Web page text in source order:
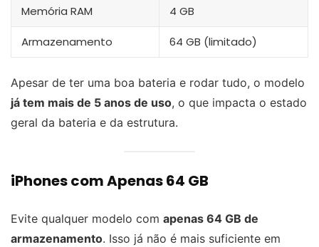
Memória RAM 4 GB
Armazenamento 64 GB (limitado)
Apesar de ter uma boa bateria e rodar tudo, o modelo
já tem mais de 5 anos de uso, o que impacta o estado
geral da bateria e da estrutura.
iPhones com Apenas 64 GB
Evite qualquer modelo com apenas 64 GB de
armazenamento. Isso já não é mais suficiente em